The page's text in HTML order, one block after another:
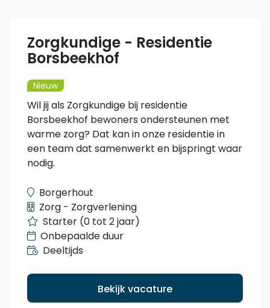
Zorgkundige - Residentie
Borsbeekhof
Nieuw
Wil jij als Zorgkundige bij residentie
Borsbeekhof bewoners ondersteunen met
warme zorg? Dat kan in onze residentie in
een team dat samenwerkt en bijspringt waar
nodig.
Borgerhout
Zorg - Zorgverlening
Starter (0 tot 2 jaar)
Onbepaalde duur
Deeltijds
Bekijk vacature